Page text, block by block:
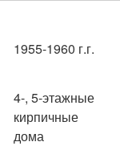
1955-1960 г.г.
4-, 5-этажные
кирпичные
дома